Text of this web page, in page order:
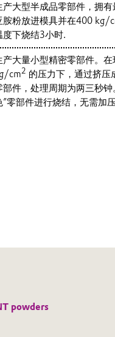
产大型半成品零部件，拥
胺粉放进模具并在400 kg/
度下烧结3小时.
产大量小型精密零部件。
cm2 的压力下，通过挤压
部件，处理周期为两三秒
”零部件进行烧结，无需加
powders